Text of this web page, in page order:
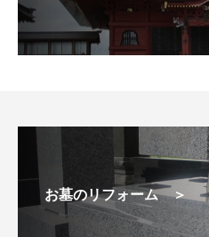
お墓のリフォーム ＞